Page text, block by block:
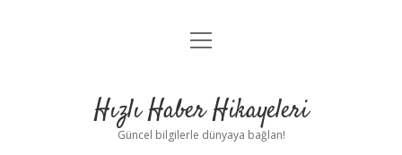
Anasayfa
Yasal Uyarı
menüyü
Hızlı Haber Hikayeleri
Güncel bilgilerle dünyaya bağlan!